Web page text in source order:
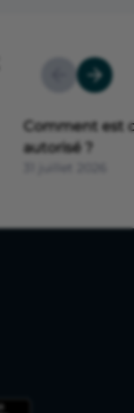
Comment est
autorisé ?